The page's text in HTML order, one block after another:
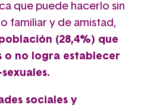
que puede hacerlo sin
familiar y de amistad,
(28,4%) que
o no logra establecer
sociales y